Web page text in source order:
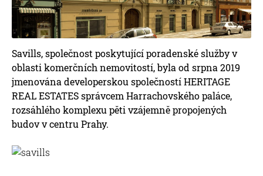
Savills, společnost poskytující poradenské služby v
oblasti komerčních nemovitostí, byla od srpna 2019
jmenována developerskou společností HERITAGE
REAL ESTATES správcem Harrachovského paláce,
rozsáhlého komplexu pěti vzájemně propojených
budov v centru Prahy.